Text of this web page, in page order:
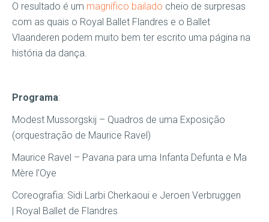
O resultado é um magnífico bailado cheio de surpresas
com as quais o Royal Ballet Flandres e o Ballet
Vlaanderen podem muito bem ter escrito uma página na
história da dança.
Programa:
Modest Mussorgskij – Quadros de uma Exposição
(orquestração de Maurice Ravel)
Maurice Ravel – Pavana para uma Infanta Defunta e Ma
Mère l’Oye
Coreografia: Sidi Larbi Cherkaoui e Jeroen Verbruggen
| Royal Ballet de Flandres